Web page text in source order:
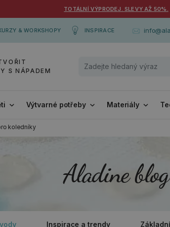
TOTÁLNÍ VÝPRODEJ. SLEVY AŽ 50%.
& WORKSHOPY INSPIRACE
S NÁPADEM
Výtvarné potřeby Materiály
koledníky
Aladine blog
Inspirace a trendy